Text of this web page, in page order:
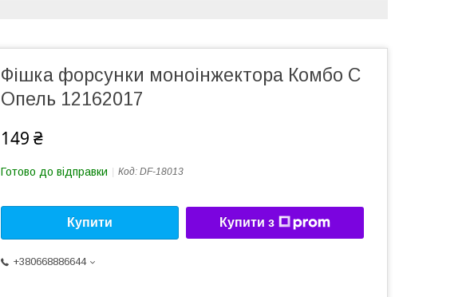
Фішка форсунки моноінжектора Комбо С
Опель 12162017
149 ₴
Готово до відправки Код: DF-18013
Купити Купити з
+380668886644